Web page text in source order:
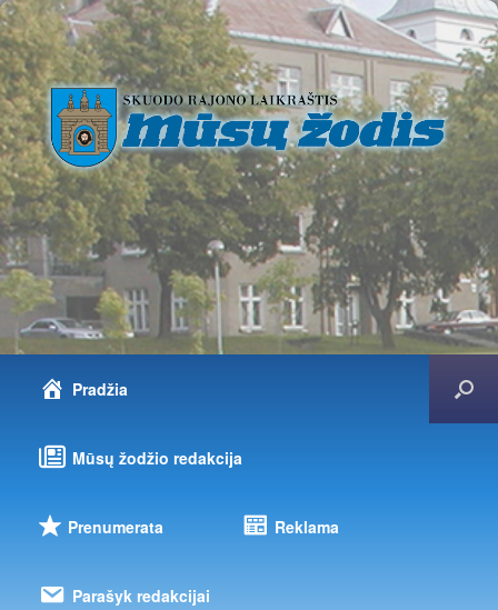
Pradžia
Mūsų žodžio redakcija
Prenumerata Reklama
Parašyk redakcijai